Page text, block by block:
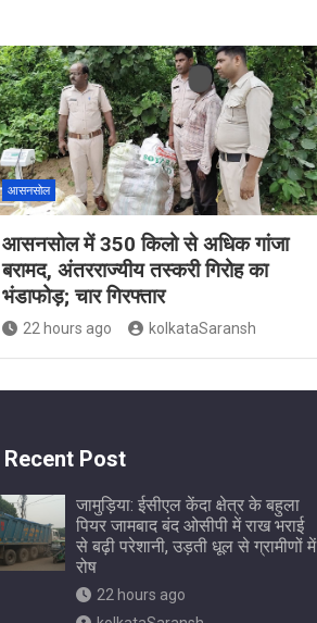
आसनसोल
आसनसोल में 350 किलो से अधिक गांजा
बरामद, अंतरराज्यीय तस्करी गिरोह का
भंडाफोड़; चार गिरफ्तार
22 hours ago kolkataSaransh
Recent Post
जामुड़िया: ईसीएल केंदा क्षेत्र के बहुला
पियर जामबाद बंद ओसीपी में राख भराई
से बढ़ी परेशानी, उड़ती धूल से ग्रामीणों में
रोष
22 hours ago